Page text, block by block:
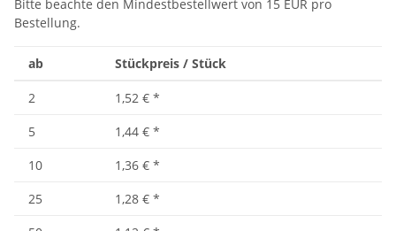
Bitte beachte den Mindestbestellwert von 15 EUR pro
Bestellung.
ab Stückpreis / Stück
2 1,52 € *
5
1,44 € *
10
1,36 € *
25
1,28 € *